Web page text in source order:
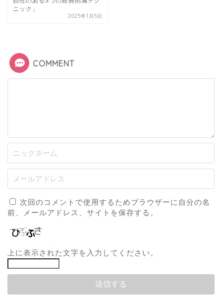
ニック」
2025年1月5日
COMMENT
次回のコメントで使用するためブラウザーに自分の名
前、メールアドレス、サイトを保存する。
上に表示された文字を入力してください。